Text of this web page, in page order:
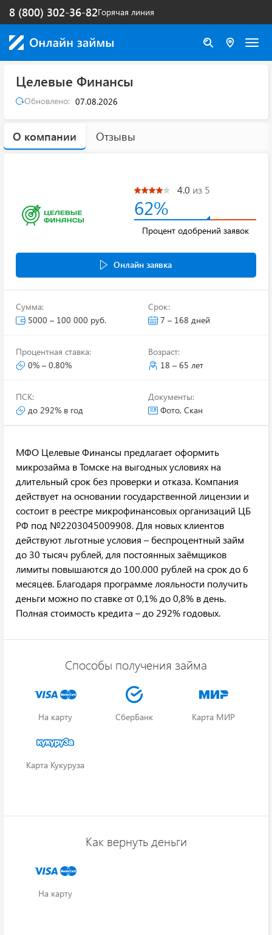
Горячая линия
8 (800) 302-36-82
Целевые Финансы
Обновлено: 07.08.2026
О компании Отзывы
4.0 из 5
62%
Процент одобрений заявок
Онлайн заявка
Сумма:
5000 – 100 000 руб.
Срок:
7 – 168 дней
Процентная ставка:
0% – 0.80%
Возраст:
18 – 65 лет
ПСК:
до 292% в год
Документы:
Фото, Скан
МФО Целевые Финансы предлагает оформить
микрозайма в Томске на выгодных условиях на
длительный срок без проверки и отказа. Компания
действует на основании государственной лицензии и
состоит в реестре микрофинансовых организаций ЦБ
РФ под №2203045009908. Для новых клиентов
действуют льготные условия – беспроцентный займ
до 30 тысяч рублей, для постоянных заёмщиков
лимиты повышаются до 100.000 рублей на срок до 6
месяцев. Благодаря программе лояльности получить
деньги можно по ставке от 0,1% до 0,8% в день.
Полная стоимость кредита – до 292% годовых.
Способы получения займа
На карту СберБанк Карта МИР
Карта Кукуруза
Как вернуть деньги
На карту